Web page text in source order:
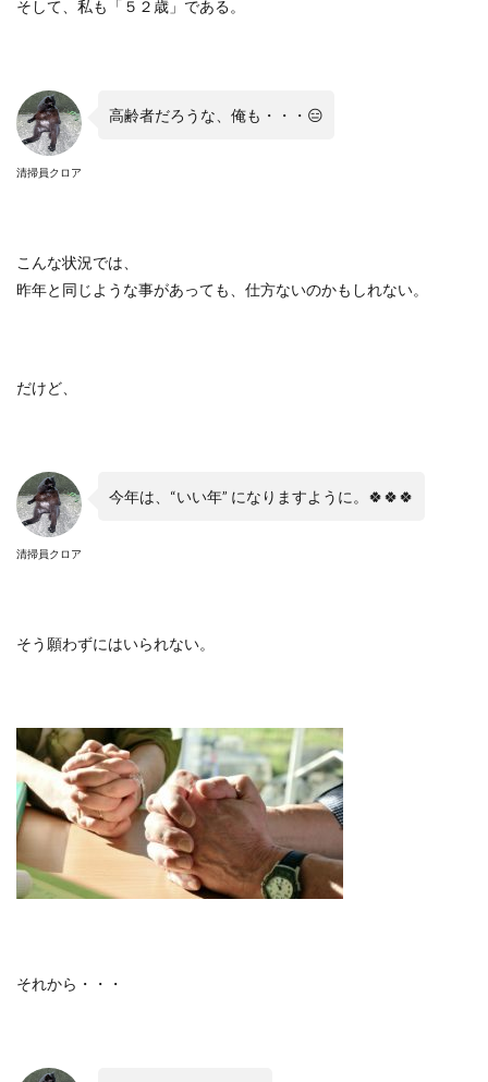
そして、私も「５２歳」である。
清掃員クロア
高齢者だろうな、俺も・・・ 😑
こんな状況では、
昨年と同じような事があっても、仕方ないのかもしれない。
だけど、
清掃員クロア
今年は、 “いい年” になりますように。 🍀🍀🍀
そう願わずにはいられない。
それから・・・